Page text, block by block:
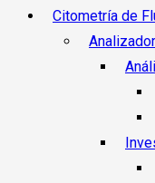
Citometría de